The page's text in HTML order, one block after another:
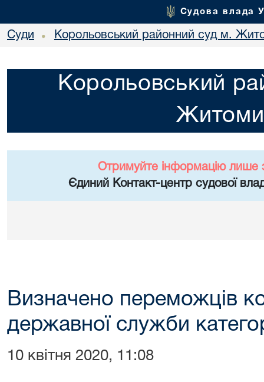
Судова влада
Суди • Корольовський районний суд м.
Корольовський
Отримуйте інформацію лише
Єдиний Контакт-центр судової
Визначено переможців
державної служби
10 квітня 2020, 11:08